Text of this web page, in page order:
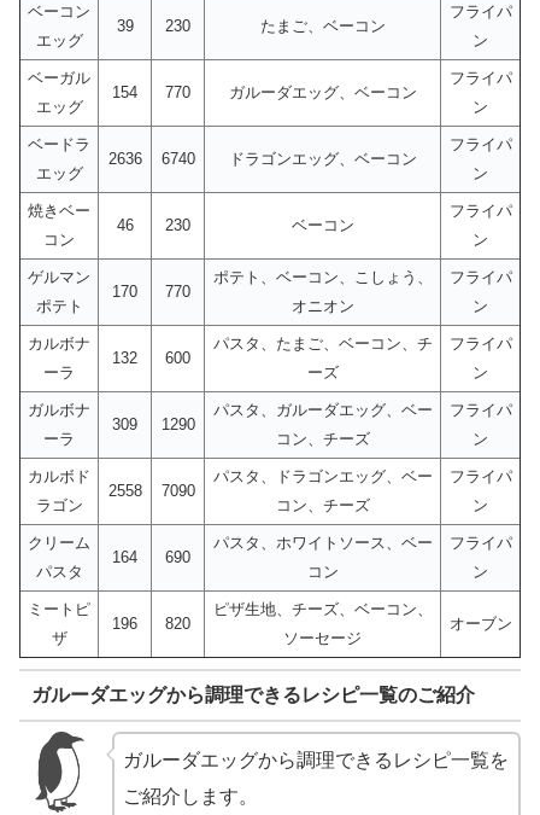
ベーコン
エッグ
39 230 たまご、ベーコン
フライパ
ン
ベーガル
エッグ
154 770 ガルーダエッグ、ベーコン
フライパ
ン
ベードラ
エッグ
2636 6740 ドラゴンエッグ、ベーコン
フライパ
ン
焼きベー
コン
46 230 ベーコン
フライパ
ン
ゲルマン
ポテト
170 770
ポテト、ベーコン、こしょう、
オニオン
フライパ
ン
カルボナ
ーラ
132 600
パスタ、たまご、ベーコン、チ
ーズ
フライパ
ン
ガルボナ
ーラ
309 1290
パスタ、ガルーダエッグ、ベー
コン、チーズ
フライパ
ン
カルボド
ラゴン
2558 7090
パスタ、ドラゴンエッグ、ベー
コン、チーズ
フライパ
ン
クリーム
パスタ
164 690
パスタ、ホワイトソース、ベー
コン
フライパ
ン
ミートピ
ザ
196 820
ピザ生地、チーズ、ベーコン、
ソーセージ
オーブン
ガルーダエッグから調理できるレシピ一覧のご紹介
ガルーダエッグから調理できるレシピ一覧を
ご紹介します。